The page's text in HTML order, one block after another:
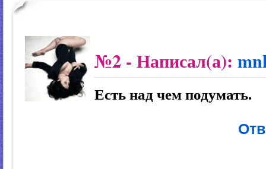
№2 - Написал(а):
Есть над чем подумать.